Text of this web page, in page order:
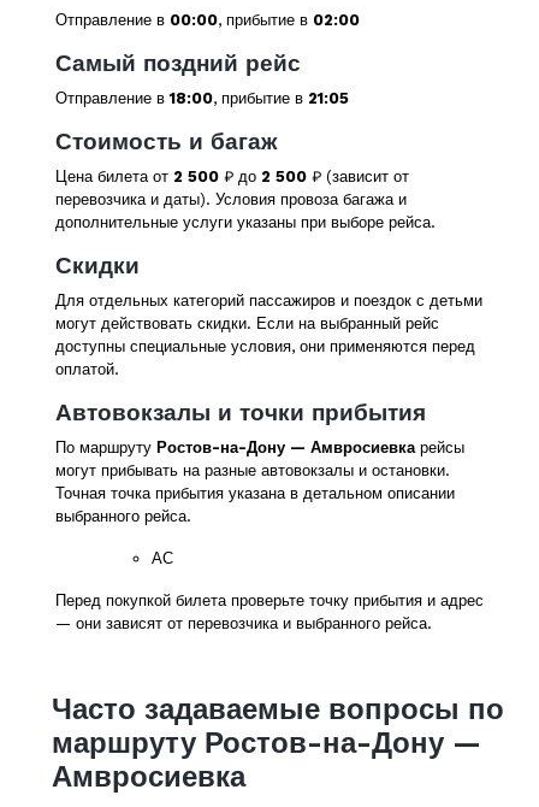
Отправление в 00:00, прибытие в 02:00
Самый поздний рейс
Отправление в18:00, прибытие в 21:05
Стоимость и багаж
Цена билета от 2 500 ₽ до 2 500 ₽ (зависит от
перевозчика и даты). Условия провоза багажа и
дополнительные услуги указаны при выборе рейса.
Скидки
Для отдельных категорий пассажиров и поездок с детьми
могут действовать скидки. Если на выбранный рейс
доступны специальные условия, они применяются перед
оплатой.
Автовокзалы и точки прибытия
По маршруту Ростов-на-Дону — Амвросиевкарейсы
могут прибывать на разные автовокзалы и остановки.
Точная точка прибытия указана в детальном описании
выбранного рейса.
АС
Перед покупкой билета проверьте точку прибытия и адрес
— они зависят от перевозчика и выбранного рейса.
Часто задаваемые вопросы по
маршруту Ростов-на-Дону —
Амвросиевка